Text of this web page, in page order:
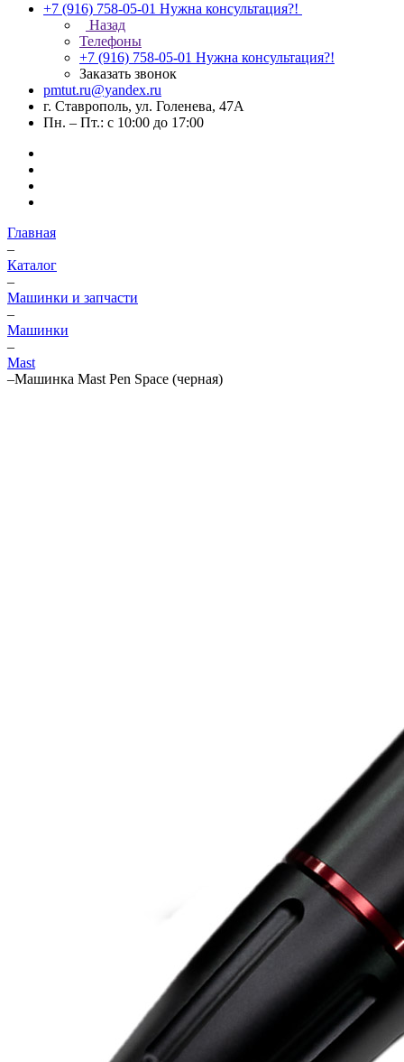
+7 (916) 758-05-01 Нужна консультация?!
Назад
Телефоны
+7 (916) 758-05-01 Нужна консультация?!
Заказать звонок
pmtut.ru@yandex.ru
г. Ставрополь, ул. Голенева, 47А
Пн. – Пт.: с 10:00 до 17:00
Главная
–
Каталог
–
Машинки и запчасти
–
Машинки
–
Mast
–Машинка Mast Pen Space (черная)